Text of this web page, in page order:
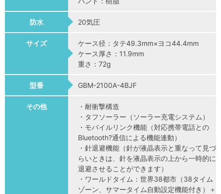
防水 20気圧
サイズ
ケース径：タテ49.3mm×ヨコ44.4mm
ケース厚さ：11.9mm
重さ：72g
型番 GBM-2100A-4BJF
その他
・耐衝撃構造
・タフソーラー（ソーラー充電システム）
・モバイルリンク機能（対応携帯電話との
Bluetooth?通信による機能連動）
・針退避機能（針が液晶表示と重なって見づ
らいときは、針を液晶表示の上から一時的に
退避させることができます）
・ワールドタイム：世界38都市（38タイム
ゾーン、サマータイム自動設定機能付き）＋